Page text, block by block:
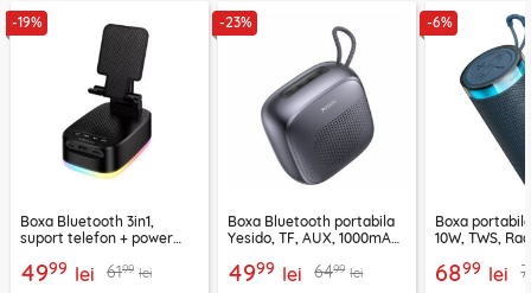
-19%
Boxa Bluetooth 3in1,
suport telefon + power
BR200
4999 lei 6199 lei
-23%
Boxa Bluetooth portabila
Yesido, TF, AUX, 1000mAh,
4999 lei 6499 lei
-6%
Boxa
10W, TWS,
6899 lei